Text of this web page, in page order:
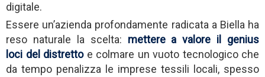
digitale.
Essere un’azienda profondamente radicata a Biella ha
reso naturale la scelta: mettere a valore il genius
loci del distrettoe colmare un vuoto tecnologico che
da tempo penalizza le imprese tessili locali, spesso